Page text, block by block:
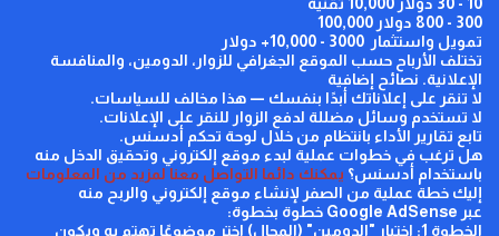
10 - 30 دولار
10,000 تقنية
300 - 800 دولار
100,000
تمويل واستثمار 3000 - 10,000+ دولار
تختلف الأرباح حسب الموقع الجغرافي للزوار، الدومين، والمنافسة
الإعلانية. نصائح إضافية
لا تنقر على إعلاناتك أبدًا بنفسك — هذا مخالف للسياسات.
لا تستخدم وسائل مضللة لدفع الزوار للنقر على الإعلانات.
تابع تقارير الأداء بانتظام من خلال لوحة تحكم أدسنس.
هل ترغب في خطوات عملية لبدء موقع إلكتروني وتحقيق الدخل منه
باستخدام أدسنس؟ يمكنك دائما التواصل معنا لمزيد من المعلومات
إليك خطة عملية من الصفر لإنشاء موقع إلكتروني والربح منه
عبر Google AdSense خطوة بخطوة:
الخطوة 1: اختيار "الدومين" (المجال)
اختر موضوعًا تهتم به ويكون